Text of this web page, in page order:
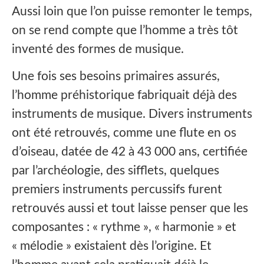
Aussi loin que l’on puisse remonter le temps,
on se rend compte que l’homme a très tôt
inventé des formes de musique.
Une fois ses besoins primaires assurés,
l’homme préhistorique fabriquait déjà des
instruments de musique. Divers instruments
ont été retrouvés, comme une flute en os
d’oiseau, datée de 42 à 43 000 ans, certifiée
par l’archéologie, des sifflets, quelques
premiers instruments percussifs furent
retrouvés aussi et tout laisse penser que les
composantes : « rythme », « harmonie » et
« mélodie » existaient dès l’origine. Et